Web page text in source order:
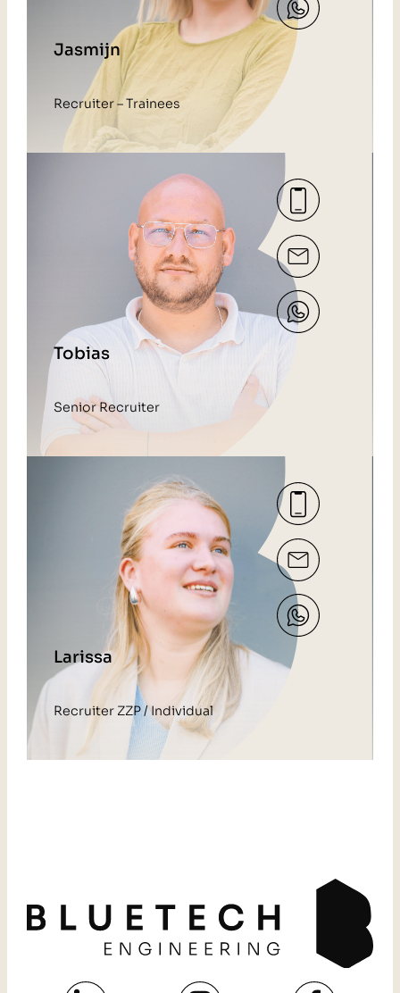
Jasmijn
Recruiter – Trainees
Tobias
Senior Recruiter
Larissa
Recruiter ZZP / Individual